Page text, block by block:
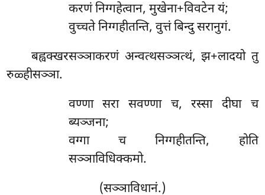
करणं निग्गहेत्वान, मुखेना+विवटेन यं;
वुच्चते निग्गहीतन्ति, वुत्तं बिन्दु सरानुगं.
बह्वक्खरसञ्ञाकरणं अन्वत्थसञ्ञत्थं, झ+लादयो तु
रुळ्हीसञ्ञा.
वण्णा सरा सवण्णा च, रस्सा दीघा च
ब्यञ्जना;
वग्गा च निग्गहीतन्ति, होति
सञ्ञाविधिक्कमो.
(सञ्ञाविधानं.)